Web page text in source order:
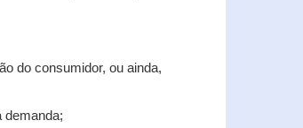
do consumidor, ou ainda,
demanda;